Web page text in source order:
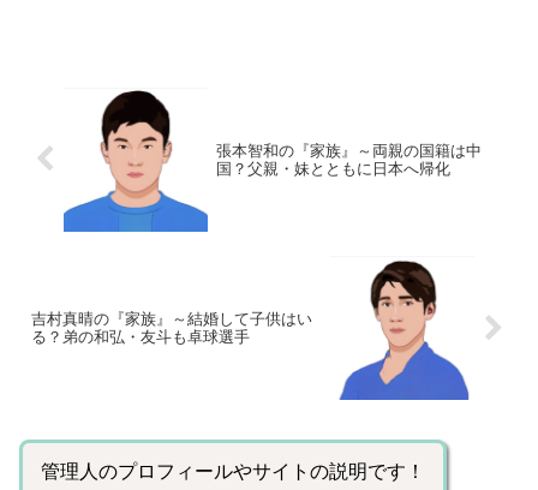
張本智和の『家族』～両親の国籍は中
国？父親・妹とともに日本へ帰化
吉村真晴の『家族』～結婚して子供はい
る？弟の和弘・友斗も卓球選手
管理人のプロフィールやサイトの説明です！